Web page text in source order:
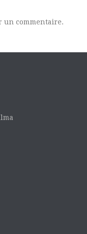
commentaire.